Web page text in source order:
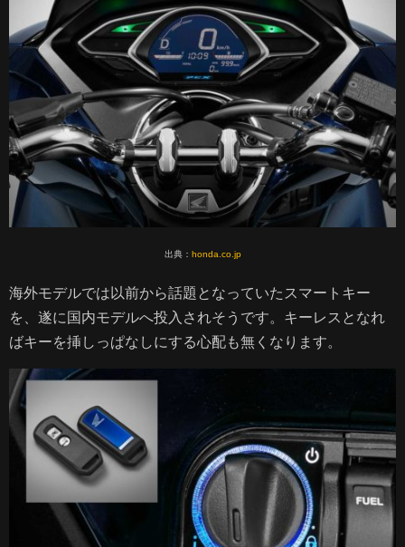
出典： honda.co.jp
海外モデルでは以前から話題となっていたスマートキー
を、遂に国内モデルへ投入されそうです。キーレスとなれ
ばキーを挿しっぱなしにする心配も無くなります。